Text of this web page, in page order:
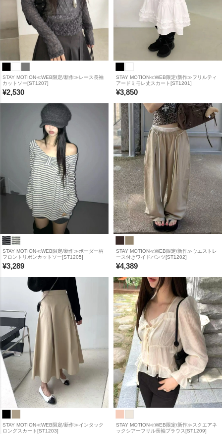
STAY MOTION≪WEB限定/新作≫レース長袖
カットソー[ST1207]
¥2,530
STAY MOTION≪WEB限定/新作≫フリルティ
アードミモレ丈スカート[ST1201]
¥3,850
STAY MOTION≪WEB限定/新作≫ボーダー柄
フロントリボンカットソー[ST1205]
¥3,289
STAY MOTION≪WEB限定/新作≫ウエストレ
ース付きワイドパンツ[ST1202]
¥4,389
STAY MOTION≪WEB限定/新作≫インタック
ロングスカート[ST1203]
STAY MOTION≪WEB限定/新作≫スクエアネ
ックシアーフリル長袖ブラウス[ST1209]